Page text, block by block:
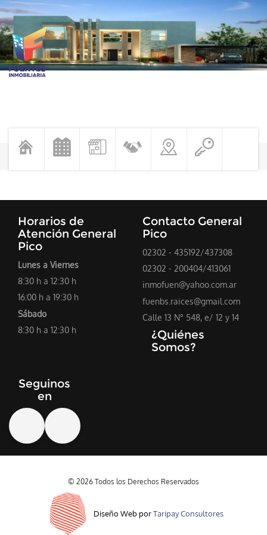
Horarios de
Atención General
Pico
Lunes a Viernes
8:30 h a 12:30 h
16:00 h a 19:30 h
Sábado
8:30 h a 12:30 h
Contacto General
Pico
02302 - 435192/437308
02302 - 200404/413061
inmofuen@yahoo.com.ar
fuenbs.raices@gmail.com
Calle 13 N° 548, e/ 12 y 14
¿Quiénes
Somos?
Seguinos
en
© 2026 Todos los Derechos Reservados
Diseño Web porTaripay Consultores